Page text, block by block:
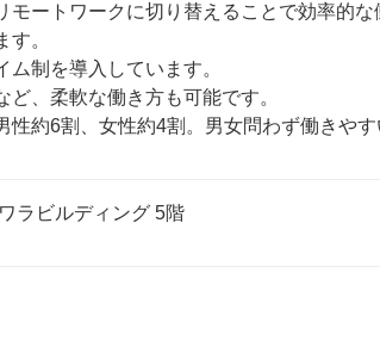
ートワークに切り替えることで効率的
。
制を導入しています。
、柔軟な働き方も可能です。
約6割、女性約4割。男女問わず働きやす
ラビルディング 5階